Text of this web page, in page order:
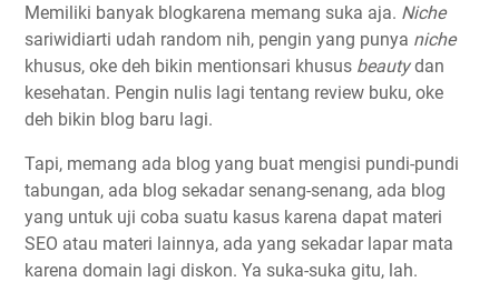
Memiliki banyak blogkarena memang suka aja. Niche
sariwidiarti udah random nih, pengin yang punya niche
khusus, oke deh bikin mentionsari khusus beautydan
kesehatan. Pengin nulis lagi tentang review buku, oke
deh bikin blog baru lagi.
Tapi, memang ada blog yang buat mengisi pundi-pundi
tabungan, ada blog sekadar senang-senang, ada blog
yang untuk uji coba suatu kasus karena dapat materi
SEO atau materi lainnya, ada yang sekadar lapar mata
karena domain lagi diskon. Ya suka-suka gitu, lah.